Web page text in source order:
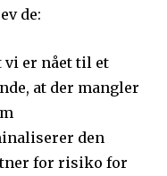
de:
vi er nået til et
at der mangler
den
for risiko for